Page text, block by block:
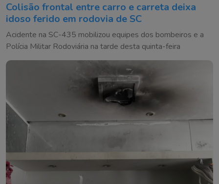
Colisão frontal entre carro e carreta deixa
idoso ferido em rodovia de SC
Acidente na SC-435 mobilizou equipes dos bombeiros e a
Polícia Militar Rodoviária na tarde desta quinta-feira